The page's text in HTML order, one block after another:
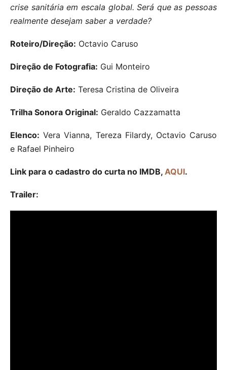
crise sanitária em escala global. Será que as pessoas
realmente desejam saber a verdade?
Roteiro/Direção: Octavio Caruso
Direção de Fotografia: Gui Monteiro
Direção de Arte: Teresa Cristina de Oliveira
Trilha Sonora Original: Geraldo Cazzamatta
Elenco: Vera Vianna, Tereza Filardy, Octavio Caruso
e Rafael Pinheiro
Link para o cadastro do curta no IMDB, AQUI.
Trailer: